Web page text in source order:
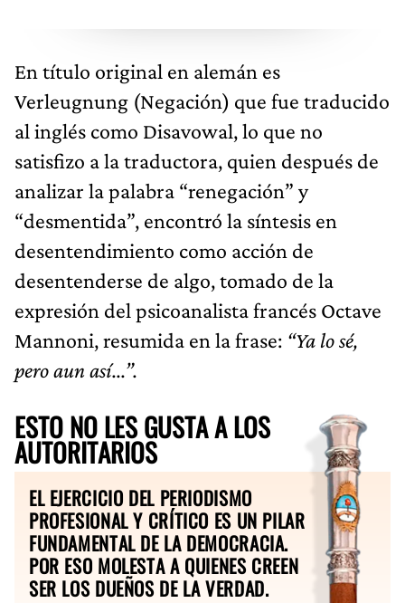
En título original en alemán es
Verleugnung (Negación) que fue traducido
al inglés como Disavowal, lo que no
satisfizo a la traductora, quien después de
analizar la palabra “renegación” y
“desmentida”, encontró la síntesis en
desentendimiento como acción de
desentenderse de algo, tomado de la
expresión del psicoanalista francés Octave
Mannoni, resumida en la frase: “Ya lo sé,
pero aun así...”.
ESTO NO LES GUSTA A LOS
AUTORITARIOS
EL EJERCICIO DEL PERIODISMO
PROFESIONAL Y CRÍTICO ES UN PILAR
FUNDAMENTAL DE LA DEMOCRACIA.
POR ESO MOLESTA A QUIENES CREEN
SER LOS DUEÑOS DE LA VERDAD.